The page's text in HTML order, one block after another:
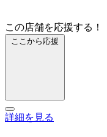
この店舗を応援する！
ここから応援
詳細を見る